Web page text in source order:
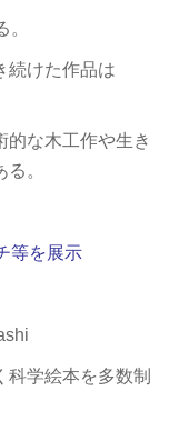
続けた作品は
的な木工作や生き
。
等を展示
学絵本を多数制